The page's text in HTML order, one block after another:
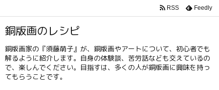
銅版画のレシピ
銅版画家の『須藤萌子』が、銅版画やアートについて、初心者でも
解るように紹介します。自身の体験談、苦労話なども交えているの
で、楽しんでください。目指すは、多くの人が銅版画に興味を持っ
てもらうことです。
RSS Feedly